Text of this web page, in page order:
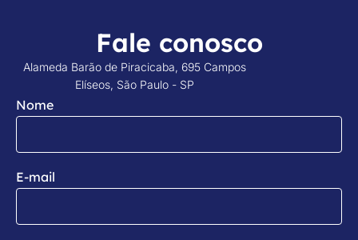
Fale conosco
Alameda Barão de Piracicaba, 695 Campos
Elíseos, São Paulo - SP
Nome
E-mail